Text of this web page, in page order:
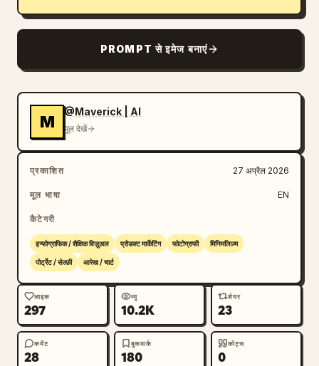
PROMPT से इमेज बनाएं
M
@Maverick | AI
मूल देखें
प्रकाशित 27 अप्रैल 2026
मूल भाषा EN
कैटेगरी
इन्फोग्राफिक / शैक्षिक विज़ुअल प्रोडक्ट मार्केटिंग फोटोग्राफी मिनिमलिज़्म
पोर्ट्रेट / सेल्फ़ी आरेख / चार्ट
लाइक
297
व्यू
10.2K
शेयर
23
कमेंट
28
बुकमार्क
180
कोट्स
0